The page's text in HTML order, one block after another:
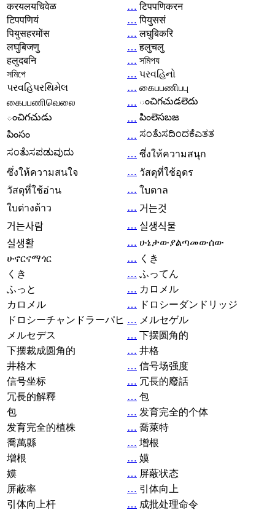
करयलयचिवेळ
… टिपपणिकरन
टिपपणियं
… पियुससं
पियुसहरमोंस
… लघुबिकरि
लघुबिजणु
… हलुचलु
हलुदबनि
… সমিপয
সমিপে
… પરવહિનો
પરવહિપરથિમેલ
… கைபபணிபபு
கைபபணிவெலை
… ంచిగచుడలెదు
ంచిగచుడు
… పింలెసబజ
పింసం
… ಸಂತೆುಸದಿಂದಕೆಎತತ
ಸಂತೆುಸಪಡುವುದು
… ซึ่งให้ความสนุก
ซึ่งให้ความสนใจ
… วัสดุที่ใช้อุดร
วัสดุที่ใช้อ่าน
… ใบตาล
ใบต่างด้าว
… 거는것
거는사람
… 실생식물
실생활
… ሁኔታውያልጣመውሰው
ሁኖርናማጎር
… くき
くき
… ふってん
ふっと
… カロメル
カロメル
… ドロシーダンドリッジ
ドロシーチャンドラーパヒ … メルセゲル
メルセデス
… 下摆圆角的
下摆裁成圆角的
… 井格
井格木
… 信号场强度
信号坐标
… 冗長的廢話
冗長的解釋
… 包
包
… 发育完全的个体
发育完全的植株
… 喬萊特
喬萬縣
… 增根
增根
… 嫫
嫫
… 屏蔽状态
屏蔽率
… 引体向上
引体向上杆
… 成批处理命令